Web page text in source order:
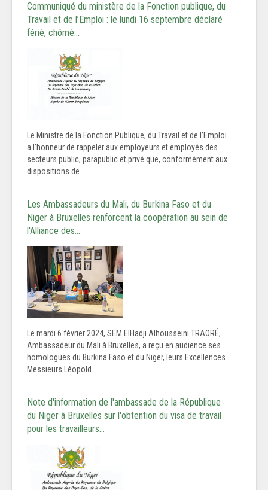
Communiqué du ministère de la Fonction publique, du
Travail et de l’Emploi : le lundi 16 septembre déclaré
férié, chômé…
Le Ministre de la Fonction Publique, du Travail et de l’Emploi
a l’honneur de rappeler aux employeurs et employés des
secteurs public, parapublic et privé que, conformément aux
dispositions de...
Les Ambassadeurs du Mali, du Burkina Faso et du
Niger à Bruxelles renforcent la coopération au sein de
l'Alliance des…
Le mardi 6 février 2024, SEM ElHadji Alhousseini TRAORÉ,
Ambassadeur du Mali à Bruxelles, a reçu en audience ses
homologues du Burkina Faso et du Niger, leurs Excellences
Messieurs Léopold...
Note d'information de l'ambassade de la République
du Niger à Bruxelles sur l'obtention du visa de travail
pour les travailleurs…